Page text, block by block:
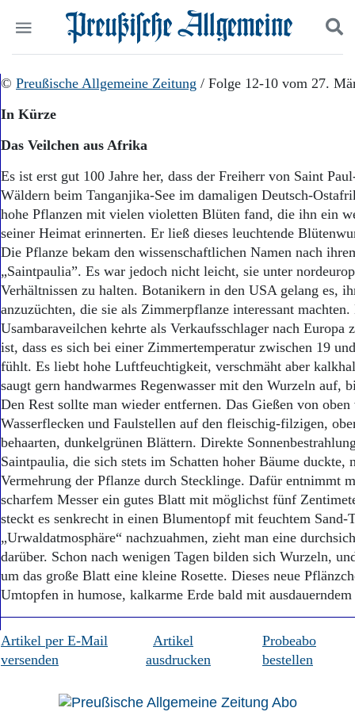
Start
Wer wir sind
Aktuelle Ausgabe
Abonnenten-Login
Abonnent werden
Abo Prämien
Archiv
Mediadaten
Politik
Gesellschaft
Leben
Geschichte
Ostpreußen
Pommern
Berlin-Brandenburg
Schlesien
Danzig und Westpreußen
Bücher
Kontakt
Impressum
Datenschutz
Suchen und finden
© Preußische Allgemeine Zeitung / Folge 12-10 vom 27.
In Kürze
Das Veilchen aus Afrika
Es ist erst gut 100 Jahre her, dass der Freiherr von Saint
Wäldern beim Tanganjika-See im damaligen Deutsch-
hohe Pflanzen mit vielen violetten Blüten fand, die ihn ein
seiner Heimat erinnerten. Er ließ dieses leuchtende
Die Pflanze bekam den wissenschaftlichen Namen nach
„Saintpaulia”. Es war jedoch nicht leicht, sie unter
Verhältnissen zu halten. Botanikern in den USA gelang es,
anzuzüchten, die sie als Zimmerpflanze interessant machten.
Usambaraveilchen kehrte als Verkaufsschlager nach Europa
ist, dass es sich bei einer Zimmertemperatur zwischen 19
fühlt. Es liebt hohe Luftfeuchtigkeit, verschmäht aber
saugt gern handwarmes Regenwasser mit den Wurzeln auf,
Den Rest sollte man wieder entfernen. Das Gießen von oben
Wasserflecken und Faulstellen auf den fleischig-filzigen,
behaarten, dunkelgrünen Blättern. Direkte
Saintpaulia, die sich stets im Schatten hoher Bäume duckte,
Vermehrung der Pflanze durch Stecklinge. Dafür entnimmt
scharfem Messer ein gutes Blatt mit möglichst fünf
steckt es senkrecht in einen Blumentopf mit feuchtem
„Urwaldatmosphäre“ nachzuahmen, zieht man eine
darüber. Schon nach wenigen Tagen bilden sich Wurzeln,
um das große Blatt eine kleine Rosette. Dieses neue
Umtopfen in humose, kalkarme Erde bald mit
Artikel per E-Mail
versenden
Artikel
ausdrucken
Probeabo
bestellen